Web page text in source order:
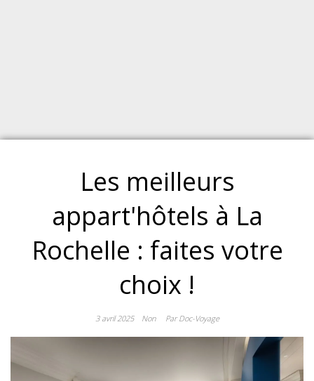
Les meilleurs
appart'hôtels à La
Rochelle : faites votre
choix !
3 avril 2025 Non Par Doc-Voyage